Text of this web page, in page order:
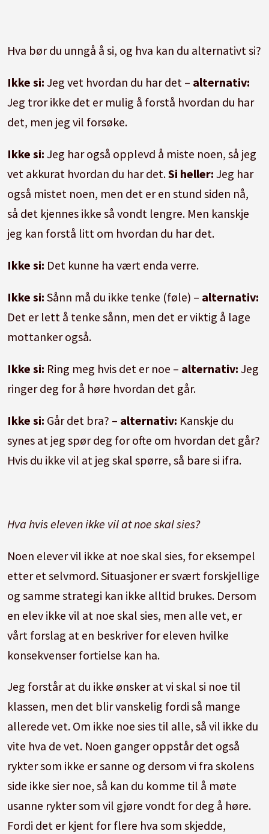
Hva bør du unngå å si, og hva kan du alternativt si?
Ikke si: Jeg vet hvordan du har det – alternativ:
Jeg tror ikke det er mulig å forstå hvordan du har
det, men jeg vil forsøke.
Ikke si: Jeg har også opplevd å miste noen, så jeg
vet akkurat hvordan du har det.Si heller: Jeg har
også mistet noen, men det er en stund siden nå,
så det kjennes ikke så vondt lengre. Men kanskje
jeg kan forstå litt om hvordan du har det.
Ikke si: Det kunne ha vært enda verre.
Ikke si: Sånn må du ikke tenke (føle) – alternativ:
Det er lett å tenke sånn, men det er viktig å lage
mottanker også.
Ikke si: Ring meg hvis det er noe – alternativ: Jeg
ringer deg for å høre hvordan det går.
Ikke si: Går det bra? – alternativ: Kanskje du
synes at jeg spør deg for ofte om hvordan det går?
Hvis du ikke vil at jeg skal spørre, så bare si ifra.
Hva hvis eleven ikke vil at noe skal sies?
Noen elever vil ikke at noe skal sies, for eksempel
etter et selvmord. Situasjoner er svært forskjellige
og samme strategi kan ikke alltid brukes. Dersom
en elev ikke vil at noe skal sies, men alle vet, er
vårt forslag at en beskriver for eleven hvilke
konsekvenser fortielse kan ha.
Jeg forstår at du ikke ønsker at vi skal si noe til
klassen, men det blir vanskelig fordi så mange
allerede vet. Om ikke noe sies til alle, så vil ikke du
vite hva de vet. Noen ganger oppstår det også
rykter som ikke er sanne og dersom vi fra skolens
side ikke sier noe, så kan du komme til å møte
usanne rykter som vil gjøre vondt for deg å høre.
Fordi det er kjent for flere hva som skjedde,